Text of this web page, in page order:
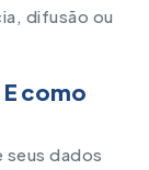
difusão ou
como
dados